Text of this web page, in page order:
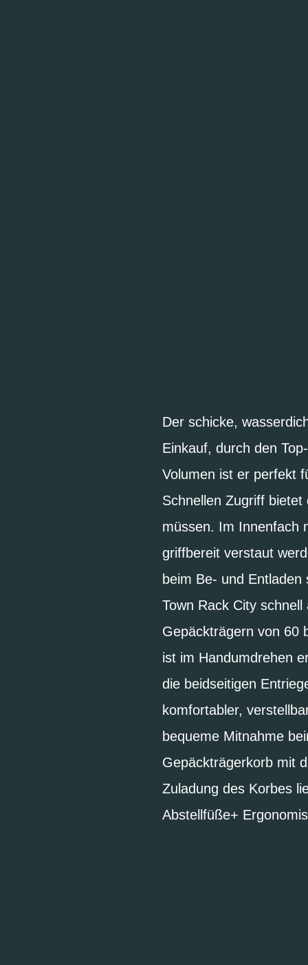
Der schicke,
Einkauf, durch den
Volumen ist er perfekt
Schnellen Zugriff
müssen. Im Innenfach
griffbereit verstaut
beim Be- und
Town Rack City
Gepäckträgern von 60
ist im Handumdrehen
die beidseitigen
komfortabler,
bequeme Mitnahme
Gepäckträgerkorb mit
Zuladung des Korbes
Abstellfüße+